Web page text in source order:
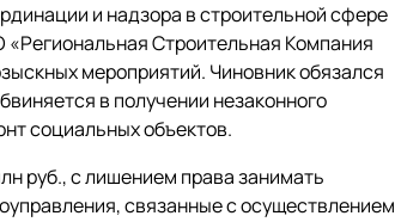
и надзора в строительной сфере
«Региональная Строительная Компания
мероприятий. Чиновник обязался
в получении незаконного
социальных объектов.
руб., с лишением права занимать
связанные с осуществлением